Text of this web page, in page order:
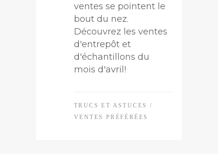
ventes se pointent le
bout du nez.
Découvrez les ventes
d'entrepôt et
d'échantillons du
mois d'avril!
TRUCS ET ASTUCES
/
VENTES PRÉFÉRÉES